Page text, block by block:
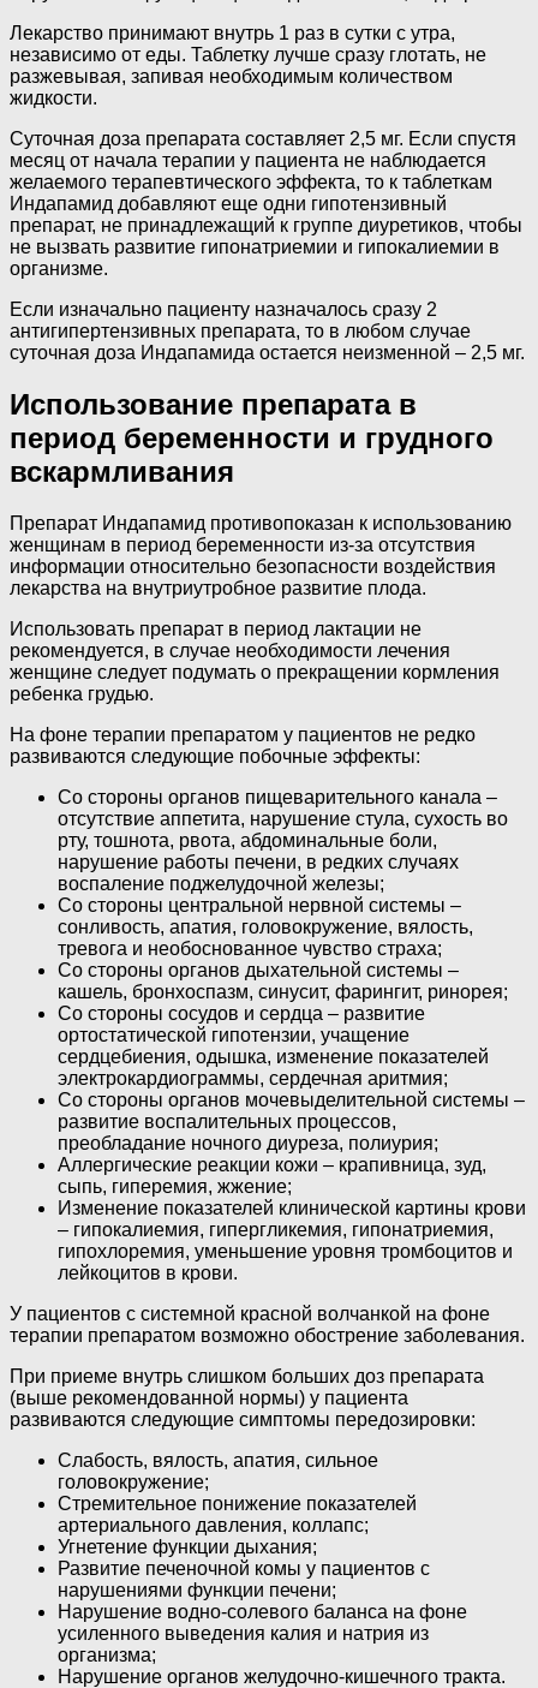
Лекарство принимают внутрь 1 раз в сутки с утра,
независимо от еды. Таблетку лучше сразу глотать, не
разжевывая, запивая необходимым количеством
жидкости.
Суточная доза препарата составляет 2,5 мг. Если спустя
месяц от начала терапии у пациента не наблюдается
желаемого терапевтического эффекта, то к таблеткам
Индапамид добавляют еще одни гипотензивный
препарат, не принадлежащий к группе диуретиков, чтобы
не вызвать развитие гипонатриемии и гипокалиемии в
организме.
Если изначально пациенту назначалось сразу 2
антигипертензивных препарата, то в любом случае
суточная доза Индапамида остается неизменной – 2,5 мг.
Использование препарата в
период беременности и грудного
вскармливания
Препарат Индапамид противопоказан к использованию
женщинам в период беременности из-за отсутствия
информации относительно безопасности воздействия
лекарства на внутриутробное развитие плода.
Использовать препарат в период лактации не
рекомендуется, в случае необходимости лечения
женщине следует подумать о прекращении кормления
ребенка грудью.
На фоне терапии препаратом у пациентов не редко
развиваются следующие побочные эффекты:
Со стороны органов пищеварительного канала –
отсутствие аппетита, нарушение стула, сухость во
рту, тошнота, рвота, абдоминальные боли,
нарушение работы печени, в редких случаях
воспаление поджелудочной железы;
Со стороны центральной нервной системы –
сонливость, апатия, головокружение, вялость,
тревога и необоснованное чувство страха;
Со стороны органов дыхательной системы –
кашель, бронхоспазм, синусит, фарингит, ринорея;
Со стороны сосудов и сердца – развитие
ортостатической гипотензии, учащение
сердцебиения, одышка, изменение показателей
электрокардиограммы, сердечная аритмия;
Со стороны органов мочевыделительной системы –
развитие воспалительных процессов,
преобладание ночного диуреза, полиурия;
Аллергические реакции кожи – крапивница, зуд,
сыпь, гиперемия, жжение;
Изменение показателей клинической картины крови
– гипокалиемия, гипергликемия, гипонатриемия,
гипохлоремия, уменьшение уровня тромбоцитов и
лейкоцитов в крови.
У пациентов с системной красной волчанкой на фоне
терапии препаратом возможно обострение заболевания.
При приеме внутрь слишком больших доз препарата
(выше рекомендованной нормы) у пациента
развиваются следующие симптомы передозировки:
Слабость, вялость, апатия, сильное
головокружение;
Стремительное понижение показателей
артериального давления, коллапс;
Угнетение функции дыхания;
Развитие печеночной комы у пациентов с
нарушениями функции печени;
Нарушение водно-солевого баланса на фоне
усиленного выведения калия и натрия из
организма;
Нарушение органов желудочно-кишечного тракта.